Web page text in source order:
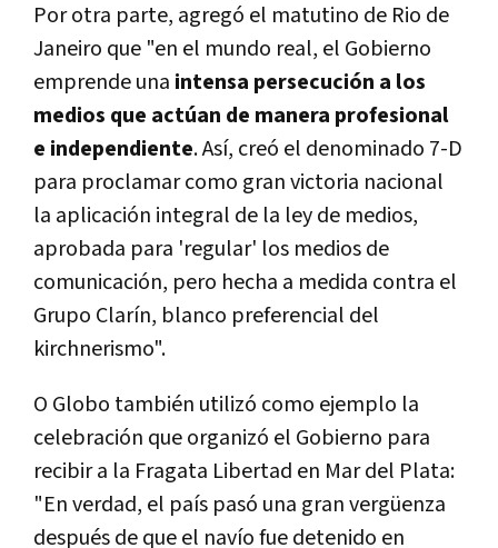
Por otra parte, agregó el matutino de Rio de
Janeiro que "en el mundo real, el Gobierno
emprende una intensa persecución a los
medios que actúan de manera profesional
e independiente. Así, creó el denominado 7-D
para proclamar como gran victoria nacional
la aplicación integral de la ley de medios,
aprobada para 'regular' los medios de
comunicación, pero hecha a medida contra el
Grupo Clarín, blanco preferencial del
kirchnerismo".
O Globo también utilizó como ejemplo la
celebración que organizó el Gobierno para
recibir a la Fragata Libertad en Mar del Plata:
"En verdad, el país pasó una gran vergüenza
después de que el navío fue detenido en